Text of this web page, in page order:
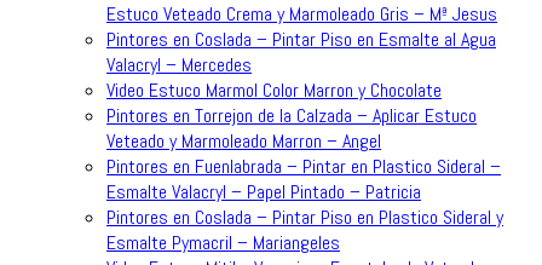
Estuco Veteado Crema y Marmoleado Gris – Mª Jesus
Pintores en Coslada – Pintar Piso en Esmalte al Agua
Valacryl – Mercedes
Video Estuco Marmol Color Marron y Chocolate
Pintores en Torrejon de la Calzada – Aplicar Estuco
Veteado y Marmoleado Marron – Angel
Pintores en Fuenlabrada – Pintar en Plastico Sideral –
Esmalte Valacryl – Papel Pintado – Patricia
Pintores en Coslada – Pintar Piso en Plastico Sideral y
Esmalte Pymacril – Mariangeles